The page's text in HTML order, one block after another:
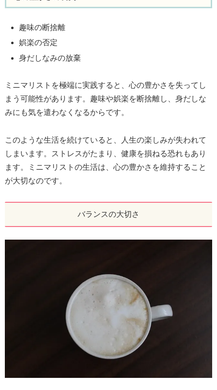
趣味の断捨離
娯楽の否定
身だしなみの放棄
ミニマリストを極端に実践すると、心の豊かさを失ってし
まう可能性があります。趣味や娯楽を断捨離し、身だしな
みにも気を遣わなくなるからです。
このような生活を続けていると、人生の楽しみが失われて
しまいます。ストレスがたまり、健康を損ねる恐れもあり
ます。ミニマリストの生活は、心の豊かさを維持すること
が大切なのです。
バランスの大切さ